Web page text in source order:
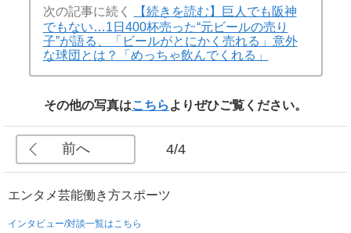
次の記事に続く
【続きを読む】巨人でも阪神
でもない…1日400杯売った“元ビールの売り
子”が語る、「ビールがとにかく売れる」意外
な球団とは？「めっちゃ飲んでくれる」
その他の写真はこちら よりぜひご覧ください。
前へ 4/4
エンタメ芸能働き方スポーツ
インタビュー/対談一覧はこちら